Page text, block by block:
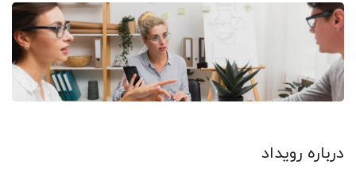
درباره رویداد